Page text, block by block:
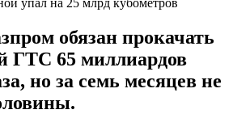
обязан прокачать
ГТС 65 миллиардов
но за семь месяцев не